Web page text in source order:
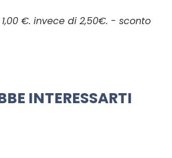
€. invece di 2,50€. - sconto
INTERESSARTI